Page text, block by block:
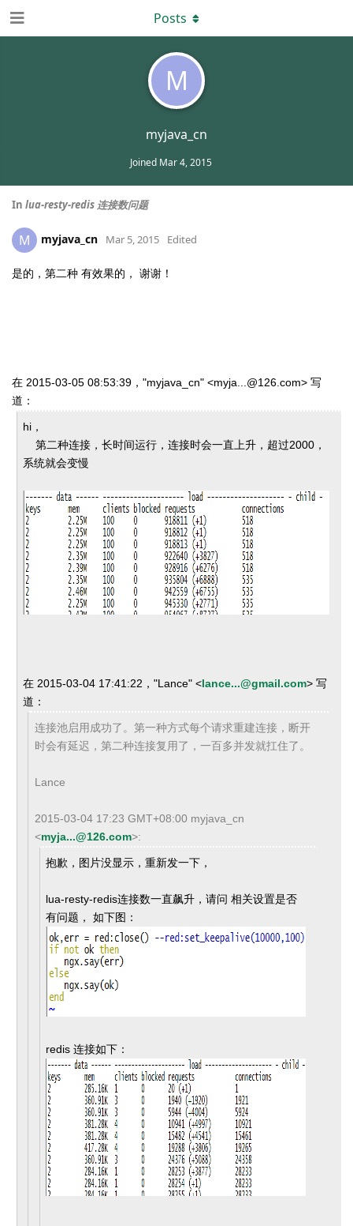
M
myjava_cn
Joined Mar 4, 2015
Posts
In lua-resty-redis 连接数问题
M myjava_cn Mar 5, 2015 Edited
是的，第二种 有效果的， 谢谢！
在 2015-03-05 08:53:39，"myjava_cn" <myja...@126.com> 写
道：
hi，
第二种连接，长时间运行，连接时会一直上升，超过2000，
系统就会变慢
在 2015-03-04 17:41:22，"Lance" <lance...@gmail.com> 写
道：
连接池启用成功了。第一种方式每个请求重建连接，断开
时会有延迟，第二种连接复用了，一百多并发就扛住了。
Lance
2015-03-04 17:23 GMT+08:00 myjava_cn
<myja...@126.com>:
抱歉，图片没显示，重新发一下，
lua-resty-redis连接数一直飙升，请问 相关设置是否
有问题， 如下图：
redis 连接如下：